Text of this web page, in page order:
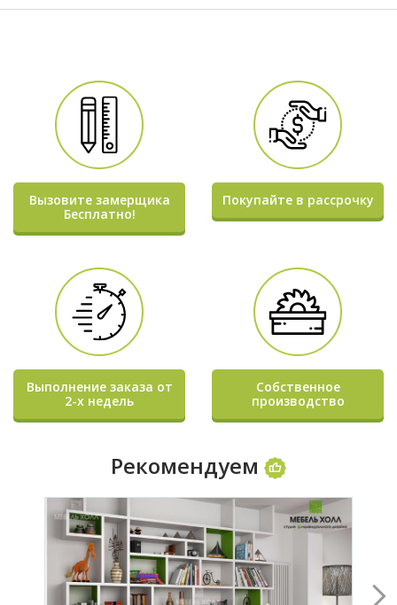
Вызовите замерщика
Бесплатно!
Покупайте в рассрочку
Выполнение заказа от
2-х недель
Собственное
производство
Рекомендуем